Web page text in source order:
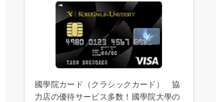
國學院カード（クラシックカード） 協
力店の優待サービス多数！國學院大學の